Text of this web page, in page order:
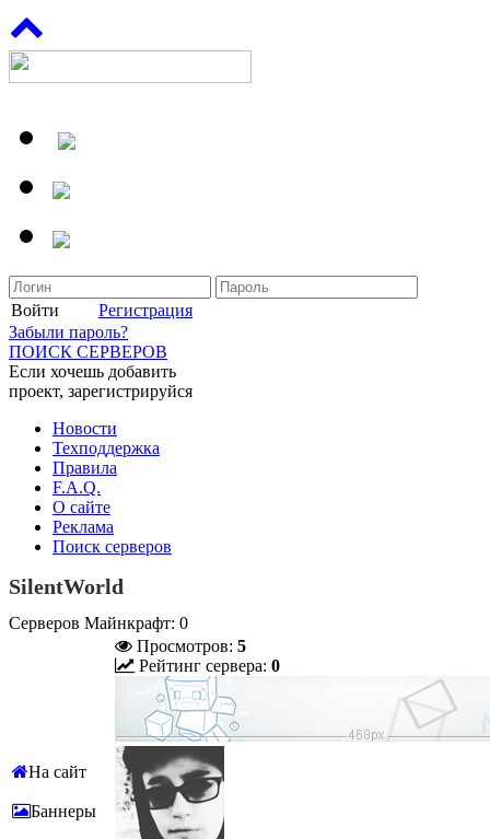
Войти
Регистрация
Забыли пароль?
ПОИСК СЕРВЕРОВ
Если хочешь добавить
проект, зарегистрируйся
Новости
Техподдержка
Правила
F.A.Q.
О сайте
Реклама
Поиск серверов
SilentWorld
Серверов Майнкрафт: 0
На сайт
Баннеры
Просмотров: 5
Рейтинг сервера: 0